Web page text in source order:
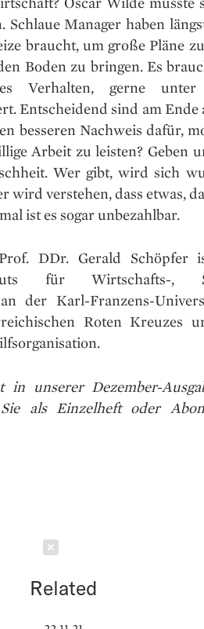
Manager haben
braucht, um große Pläne
Boden zu bringen. Es
Verhalten, gerne
Entscheidend sind am Ende
besseren Nachweis dafür,
Arbeit zu leisten? Geben
Wer gibt, wird sich
wird verstehen, dass etwas,
ist es sogar unbezahlbar.
DDr. Gerald Schöpfer
für Wirtschafts-,
der Karl-Franzens-
Roten Kreuzes
in unserer Dezember-
als Einzelheft oder
Related